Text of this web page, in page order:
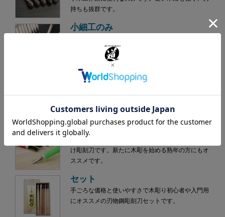
持ちも抜群です。
小細工のみ
が長く入り組んだところを削るのに便利です。
木彫のみ
す。
学童用彫刻刀
カラフルなハンドルで識別出来る学童（小学生）向
け彫刻刀です。新たに木彫を始める熟年の方にもオ
ススメです。
セット
手ごろな価格と使いやすさで木彫り初心者や入門用
にオススメの刃物鋼彫刻刀セットです。